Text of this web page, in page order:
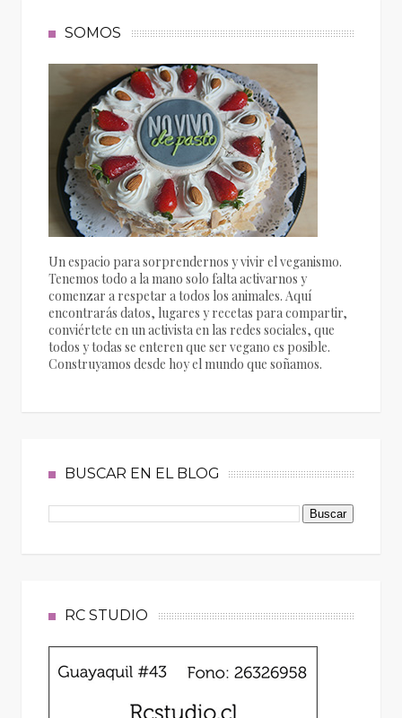
SOMOS
Un espacio para sorprendernos y vivir el veganismo.
Tenemos todo a la mano solo falta activarnos y
comenzar a respetar a todos los animales. Aquí
encontrarás datos, lugares y recetas para compartir,
conviértete en un activista en las redes sociales, que
todos y todas se enteren que ser vegano es posible.
Construyamos desde hoy el mundo que soñamos.
BUSCAR EN EL BLOG
RC STUDIO